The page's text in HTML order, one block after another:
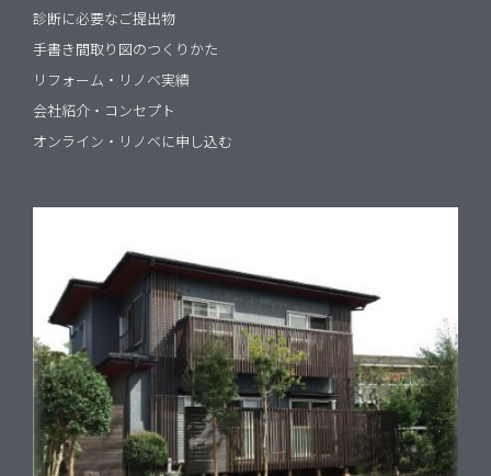
診断に必要なご提出物
手書き間取り図のつくりかた
リフォーム・リノベ実績
会社紹介・コンセプト
オンライン・リノベに申し込む